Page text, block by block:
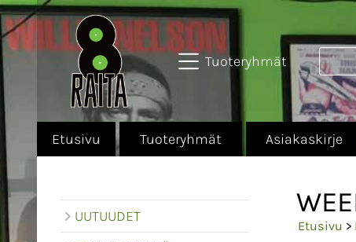
Tuoteryhmät
Etusivu Tuoteryhmät Asiakaskirje
UUTUUDET
Etusivu >